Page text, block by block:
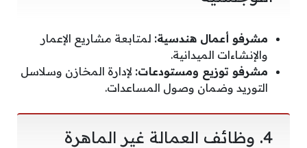
مشرفو أعمال هندسية: لمتابعة مشاريع الإعمار
والإنشاءات الميدانية.
مشرفو توزيع ومستودعات: لإدارة المخازن وسلاسل
التوريد وضمان وصول المساعدات.
​4. وظائف العمالة غير الماهرة